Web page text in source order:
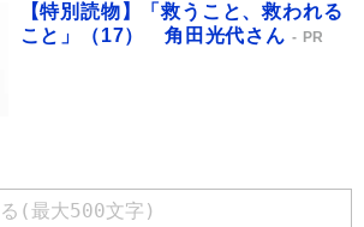
【特別読物】「救うこと、救われる
こと」（17） 角田光代さん
PR